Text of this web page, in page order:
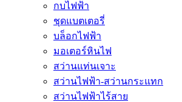
กบไฟฟ้า
ชุดแบตเตอรี่
บล็อกไฟฟ้า
มอเตอร์หินไฟ
สว่านแท่นเจาะ
สว่านไฟฟ้า-สว่านกระแทก
สว่านไฟฟ้าไร้สาย